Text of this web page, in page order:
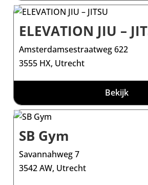
ELEVATION JIU –
Amsterdamsestraatweg 622
3555 HX, Utrecht
Bekijk
SB Gym
Savannahweg 7
3542 AW, Utrecht